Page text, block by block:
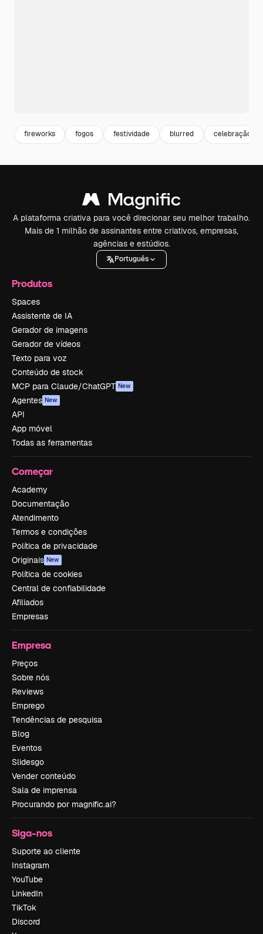
fireworks fogos festividade blurred celebração
A plataforma criativa para você direcionar seu melhor trabalho.
Mais de 1 milhão de assinantes entre criativos, empresas,
agências e estúdios.
Português
Produtos
Spaces
Assistente de IA
Gerador de imagens
Gerador de vídeos
Texto para voz
Conteúdo de stock
MCP para Claude/ChatGPT New
Agentes New
API
App móvel
Todas as ferramentas
Começar
Academy
Documentação
Atendimento
Termos e condições
Política de privacidade
Originais New
Política de cookies
Central de confiabilidade
Afiliados
Empresas
Empresa
Preços
Sobre nós
Reviews
Emprego
Tendências de pesquisa
Blog
Eventos
Slidesgo
Vender conteúdo
Sala de imprensa
Procurando por magnific.ai?
Siga-nos
Suporte ao cliente
Instagram
YouTube
LinkedIn
TikTok
Discord